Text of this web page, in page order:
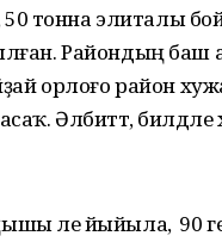
тонна элиталы
Райондың баш
орлоғо район
Әлбиттә, билдәле
әле йыйыла, ә 90